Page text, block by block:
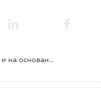
В Минюсте рассказали, чьи счета и на основании чего будут арестовывать